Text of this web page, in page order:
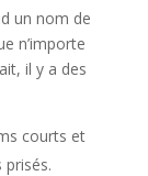
un nom de
n’importe
il y a des
courts et